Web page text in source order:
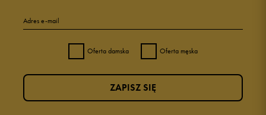
Adres e-mail
Oferta damska Oferta męska
ZAPISZ SIĘ